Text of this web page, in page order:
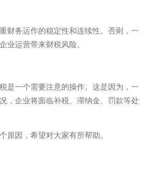
财务运作的稳定性和连续性。否则，一
业运营带来财税风险。
是一个需要注意的操作。这是因为，一
，企业将面临补税、滞纳金、罚款等处
原因，希望对大家有所帮助。